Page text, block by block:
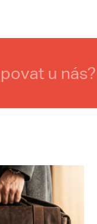
u nás?